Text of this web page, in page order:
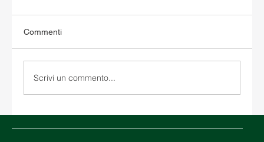
Commenti
Scrivi un commento...